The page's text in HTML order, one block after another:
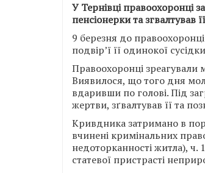
У Тернівці правоохоронці
пенсіонерки та згвалтував
9 березня до
подвір’ї її одинокої
Правоохоронці зреагували
Виявилося, що того дня
вдаривши по голові. Під
жертви, зґвалтував її та
Кривдника затримано в
вчинені кримінальних
недоторканності житла), ч.
статевої пристрасті